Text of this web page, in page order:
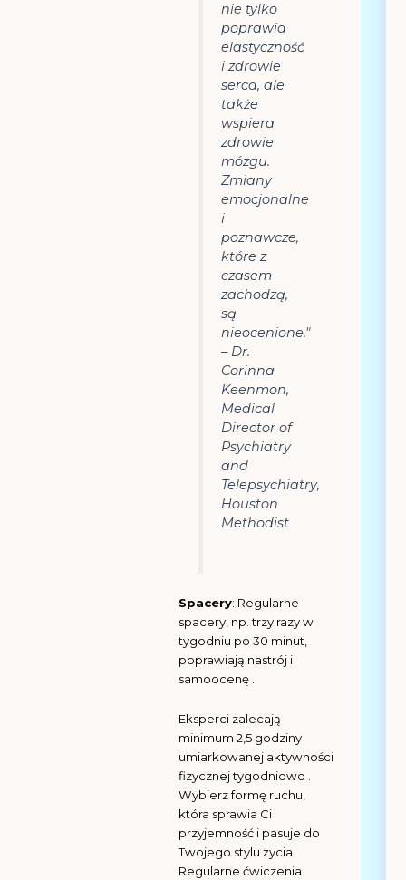
nie tylko
poprawia
elastyczność
i zdrowie
serca, ale
także
wspiera
zdrowie
mózgu.
Zmiany
emocjonalne
i
poznawcze,
które z
czasem
zachodzą,
są
nieocenione."
– Dr.
Corinna
Keenmon,
Medical
Director of
Psychiatry
and
Telepsychiatry,
Houston
Methodist
Spacery: Regularne
spacery, np. trzy razy w
tygodniu po 30 minut,
poprawiają nastrój i
samoocenę .
Eksperci zalecają
minimum 2,5 godziny
umiarkowanej aktywności
fizycznej tygodniowo .
Wybierz formę ruchu,
która sprawia Ci
przyjemność i pasuje do
Twojego stylu życia.
Regularne ćwiczenia